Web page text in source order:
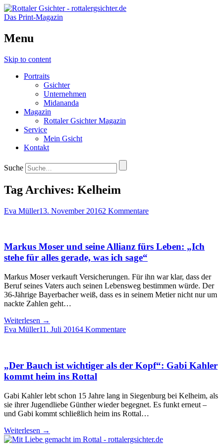
Das Print-Magazin
Menu
Skip to content
Portraits
Gsichter
Unternehmen
Midananda
Magazin
Rottaler Gsichter Magazin
Service
Mein Gsicht
Kontakt
Suche
Tag Archives: Kelheim
Eva Müller13. November 20162 Kommentare
Markus Moser und seine Allianz fürs Leben: „Ich
stehe für alles gerade, was ich sage“
Markus Moser verkauft Versicherungen. Für ihn war klar, dass der
Beruf seines Vaters auch seinen Lebensweg bestimmen würde. Der
36-Jährige Bayerbacher weiß, dass es in seinem Metier nicht nur um
nackte Zahlen geht…
Weiterlesen →
Eva Müller11. Juli 20164 Kommentare
„Der Bauch ist wichtiger als der Kopf“: Gabi Kahler
kommt heim ins Rottal
Gabi Kahler lebt schon 15 Jahre lang in Siegenburg bei Kelheim, als
sie ihrer Jugendliebe Günther wieder begegnet. Es funkt erneut –
und Gabi kommt schließlich heim ins Rottal…
Weiterlesen →